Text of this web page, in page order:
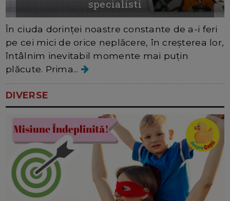
specialisti
În ciuda dorinței noastre constante de a-i feri
pe cei mici de orice neplăcere, în creșterea lor,
întâlnim inevitabil momente mai puțin
plăcute. Prima...
DIVERSE